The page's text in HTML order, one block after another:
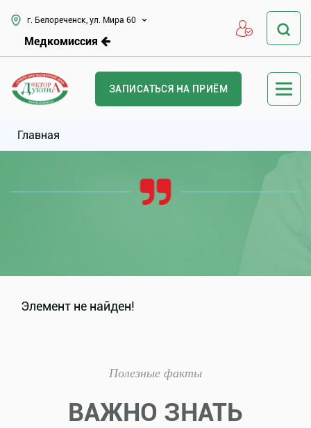
г. Белореченск, ул. Мира 60
Медкомиссия
ЗАПИСАТЬСЯ НА ПРИЁМ
Главная
Элемент не найден!
Полезные факты
ВАЖНО ЗНАТЬ